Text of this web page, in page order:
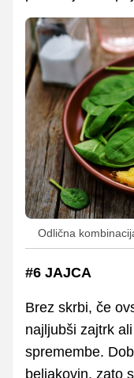
Odlična
#6 JAJCA
Brez skrbi, če
najljubši zajtrk
spremembe.
beljakovin, zato